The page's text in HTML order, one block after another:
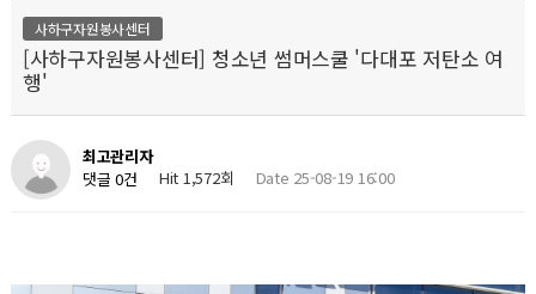
사하구자원봉사센터
[사하구자원봉사센터] 청소년 썸머스쿨 '다대포 저탄소 여
행'
최고관리자
댓글 0건
Hit 1,572회 Date 25-08-19 16:00